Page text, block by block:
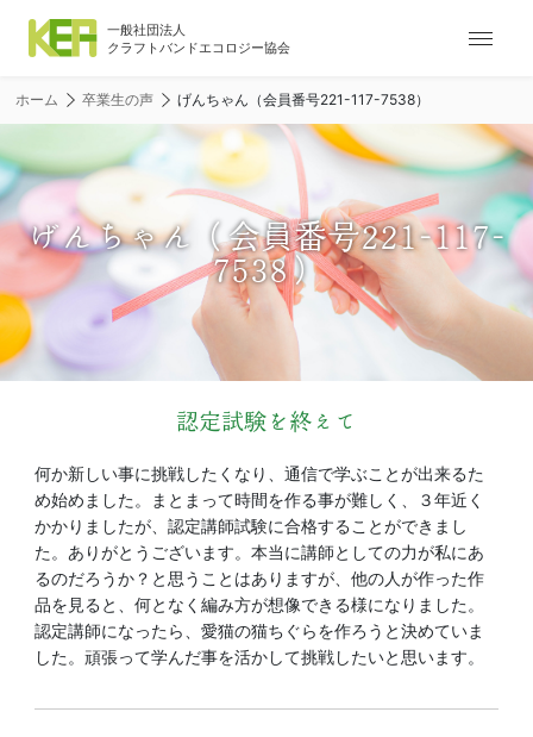
ナ
ー
シ
ョ
ン
メ
ニ
ー
ホーム 卒業生の声 げんちゃん（会員番号221-117-7538）
げんちゃん（会員番号221-117-
7538）
認定試験を終えて
何か新しい事に挑戦したくなり、通信で学ぶことが出来るた
め始めました。まとまって時間を作る事が難しく、３年近く
かかりましたが、認定講師試験に合格することができまし
た。ありがとうございます。本当に講師としての力が私にあ
るのだろうか？と思うことはありますが、他の人が作った作
品を見ると、何となく編み方が想像できる様になりました。
認定講師になったら、愛猫の猫ちぐらを作ろうと決めていま
した。頑張って学んだ事を活かして挑戦したいと思います。